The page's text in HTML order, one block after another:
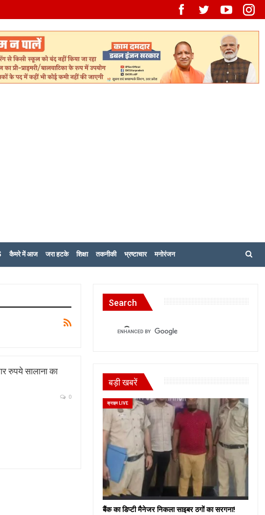
कैमरे में आज जरा हटके शिक्षा तकनीकी भ्रष्टाचार मनोरंजन
रुपये सालाना का
0
Search
बड़ी खबरें
क्राइम LIVE
बैंक का डिप्टी मैनेजर निकला साइबर ठगों का सरगना!